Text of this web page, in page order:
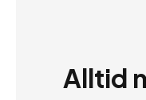
Alltid